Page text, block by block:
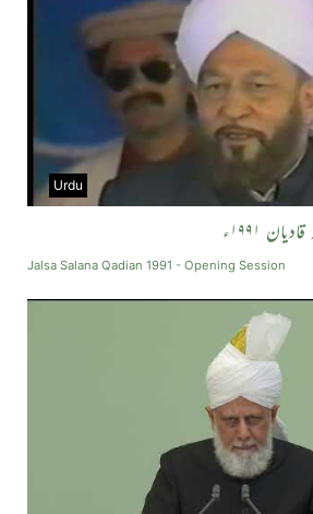
Urdu
۱۹۹۱ء
Jalsa Salana Qadian 1991 - Opening Session